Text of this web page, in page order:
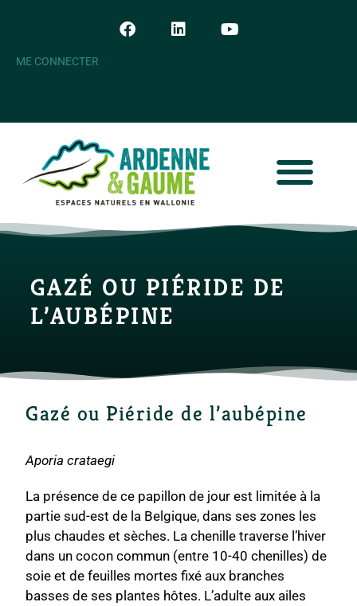
ME CONNECTER
GAZÉ OU PIÉRIDE DE
L’AUBÉPINE
Gazé ou Piéride de l’aubépine
Aporia crataegi
La présence de ce papillon de jour est limitée à la
partie sud-est de la Belgique, dans ses zones les
plus chaudes et sèches. La chenille traverse l’hiver
dans un cocon commun (entre 10-40 chenilles) de
soie et de feuilles mortes fixé aux branches
basses de ses plantes hôtes. L’adulte aux ailes